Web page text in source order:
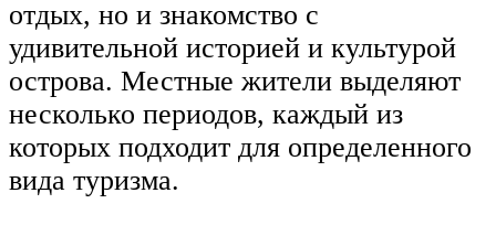
отдых, но и знакомство с
удивительной историей и культурой
острова. Местные жители выделяют
несколько периодов, каждый из
которых подходит для определенного
вида туризма.